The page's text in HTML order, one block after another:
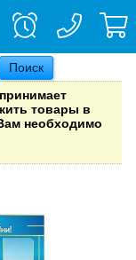
товары в
необходимо